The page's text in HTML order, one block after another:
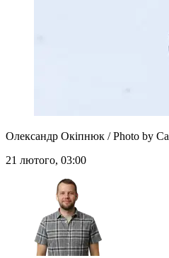
Олександр Окіпнюк / Photo by
21 лютого, 03:00